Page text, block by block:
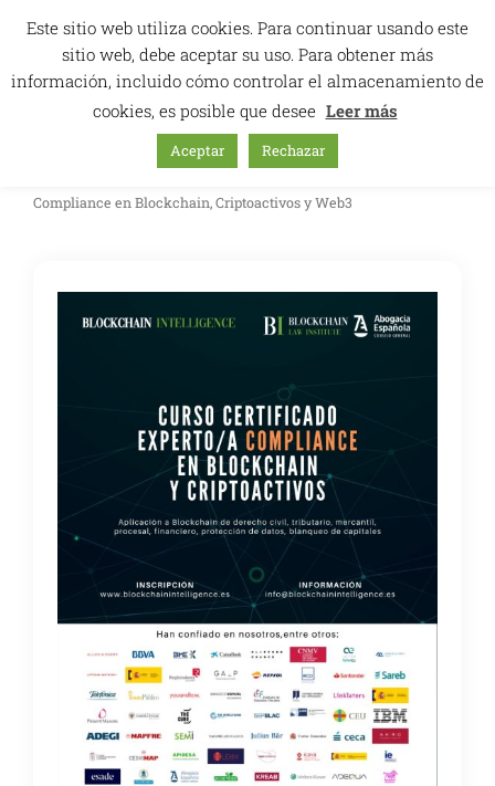
contenido
Compliance en Blockchain, Criptoactivos y Web3
Este sitio web utiliza cookies. Para continuar usando este
sitio web, debe aceptar su uso. Para obtener más
información, incluido cómo controlar el almacenamiento de
cookies, es posible que desee Leer más
Aceptar Rechazar